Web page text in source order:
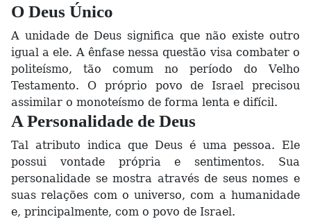
O Deus Único
A unidade de Deus significa que não existe outro
igual a ele. A ênfase nessa questão visa combater o
politeísmo, tão comum no período do Velho
Testamento. O próprio povo de Israel precisou
assimilar o monoteísmo de forma lenta e difícil.
A Personalidade de Deus
Tal atributo indica que Deus é uma pessoa. Ele
possui vontade própria e sentimentos. Sua
personalidade se mostra através de seus nomes e
suas relações com o universo, com a humanidade
e, principalmente, com o povo de Israel.